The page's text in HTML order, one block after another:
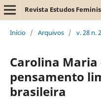
Revista Estudos
Início / Arquivos / v. 28 n.
Carolina Maria
pensamento
brasileira